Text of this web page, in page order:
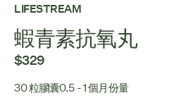
LIFESTREAM
蝦青素抗氧丸
$329
30 粒膠囊0.5 - 1 個月份量